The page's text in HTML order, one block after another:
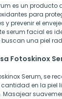
es un producto
para
y prevenir el
serum facial es
una piel
Fotoskinox
Serum, se
en la piel
Masajear